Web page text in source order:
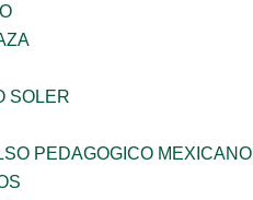
SOLER
PEDAGOGICO MEXICANO